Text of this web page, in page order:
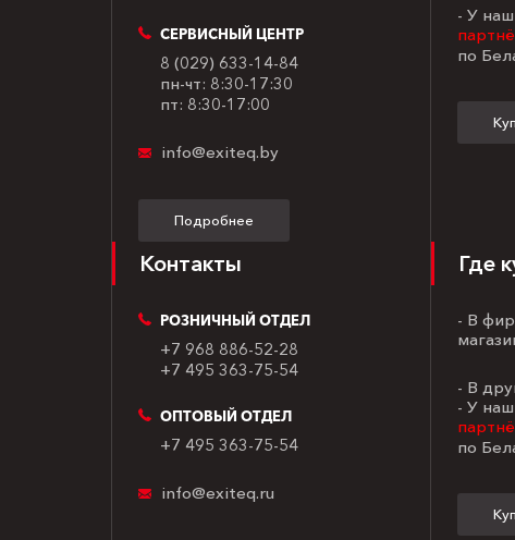
СЕРВИСНЫЙ ЦЕНТР
8 (029) 633-14-84
пн-чт: 8:30-17:30
пт: 8:30-17:00
info@exiteq.by
Подробнее
- У
по
Контакты
РОЗНИЧНЫЙ ОТДЕЛ
+7 968 886-52-28
+7 495 363-75-54
ОПТОВЫЙ ОТДЕЛ
+7 495 363-75-54
info@exiteq.ru
Где
- В
- В
- У
по